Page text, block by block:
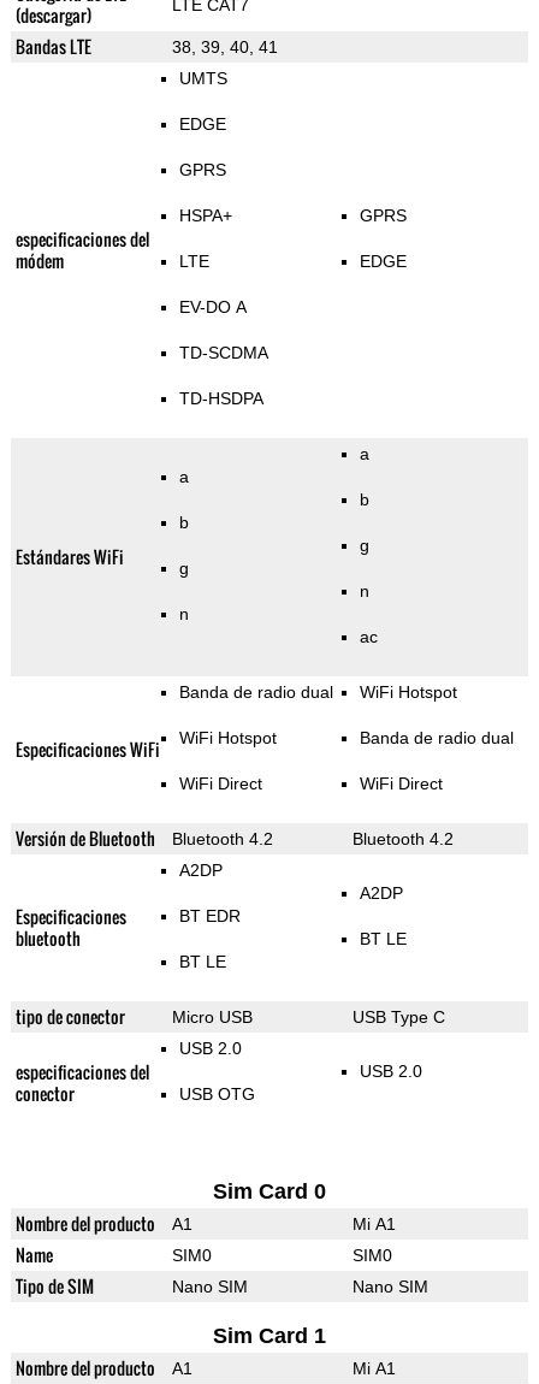
(descargar)
LTE CAT7
Bandas LTE 38, 39, 40, 41
especificaciones del
módem
UMTS
EDGE
GPRS
HSPA+
LTE
EV-DO A
TD-SCDMA
TD-HSDPA
GPRS
EDGE
Estándares WiFi
a
b
g
n
a
b
g
n
ac
Especificaciones WiFi
Banda de radio dual
WiFi Hotspot
WiFi Direct
WiFi Hotspot
Banda de radio dual
WiFi Direct
Versión de Bluetooth Bluetooth 4.2 Bluetooth 4.2
Especificaciones
bluetooth
A2DP
BT EDR
BT LE
A2DP
BT LE
tipo de conector Micro USB USB Type C
especificaciones del
conector
USB 2.0
USB OTG
USB 2.0
Sim Card 0
Nombre del producto A1 Mi A1
Name SIM0 SIM0
Tipo de SIM Nano SIM Nano SIM
Sim Card 1
Nombre del producto A1 Mi A1